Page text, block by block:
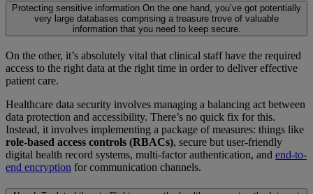
Protecting sensitive information On the one hand, you’ve got potentially
very large databases comprising a treasure trove of valuable
information that you need to keep secure.
On the other, it’s absolutely vital that clinical staff have the required
access to the right data at the right time in order to deliver effective
patient care.
Healthcare data security involves managing a balancing act between
data protection and accessibility. There’s no quick fix for this.
Instead, it involves implementing a package of measures: things like
role-based access controls (RBACs), secure but user-friendly
digital health record systems, multi-factor authentication, and end-to-
end encryption for communication channels.